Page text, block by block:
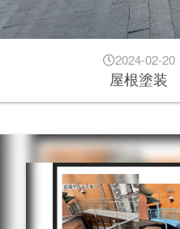
2024-02-20
屋根塗装